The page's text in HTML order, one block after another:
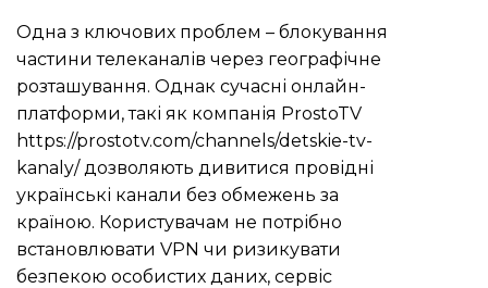
Одна з ключових проблем – блокування
частини телеканалів через географічне
розташування. Однак сучасні онлайн-
платформи, такі як компанія ProstoTV
https://prostotv.com/channels/detskie-tv-
kanaly/дозволяють дивитися провідні
українські канали без обмежень за
країною. Користувачам не потрібно
встановлювати VPN чи ризикувати
безпекою особистих даних, сервіс